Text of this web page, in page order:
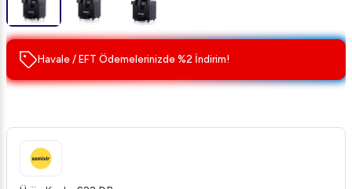
Havale / EFT Ödemelerinizde %2 İndirim!